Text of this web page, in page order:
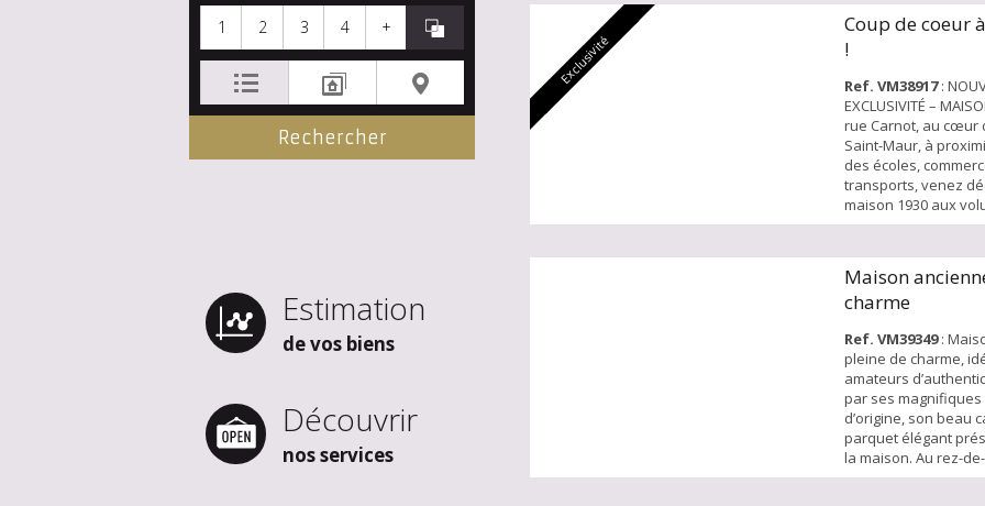
1 2 3 4 +
Estimation
de vos biens
Découvrir
nos services
Cave. Idéal pour
investissement
recherché !
Exclusivité
Coup de coeur
!
Ref. VM38917:
EXCLUSIVITÉ –
rue Carnot, au cœur
Saint-Maur, à
des écoles,
transports, venez
maison 1930 aux
impressionnants.
entrée, un salon et
manger avec
hauteur sous
buande...
Maison
charme
Ref. VM39349:
pleine de charme,
amateurs
par ses
d’origine, son beau
parquet élégant
la maison. Au rez-
couloir d’entrée